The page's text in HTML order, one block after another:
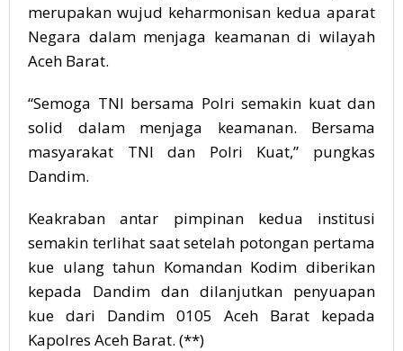
merupakan wujud keharmonisan kedua aparat
Negara dalam menjaga keamanan di wilayah
Aceh Barat.
“Semoga TNI bersama Polri semakin kuat dan
solid dalam menjaga keamanan. Bersama
masyarakat TNI dan Polri Kuat,” pungkas
Dandim.
Keakraban antar pimpinan kedua institusi
semakin terlihat saat setelah potongan pertama
kue ulang tahun Komandan Kodim diberikan
kepada Dandim dan dilanjutkan penyuapan
kue dari Dandim 0105 Aceh Barat kepada
Kapolres Aceh Barat. (**)